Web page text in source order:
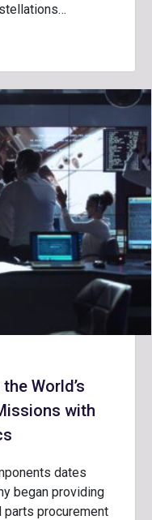
World’s
with
dates
began providing
procurement